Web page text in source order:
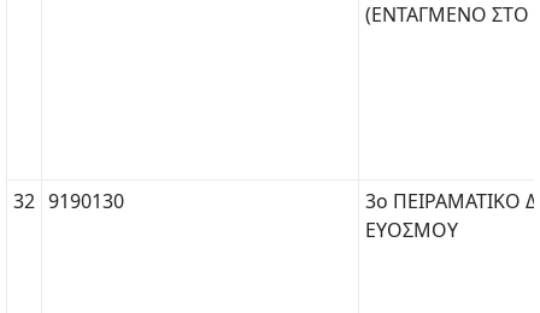
(ΕΝΤΑΓΜΕΝΟ ΣΤΟ
32 9190130
3ο ΠΕΙΡΑΜΑΤΙΚΟ
ΕΥΟΣΜΟΥ